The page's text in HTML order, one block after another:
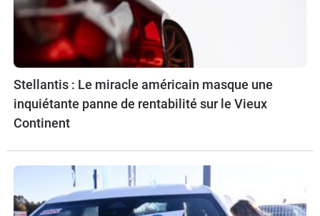
Stellantis : Le miracle américain masque une
inquiétante panne de rentabilité sur le Vieux
Continent